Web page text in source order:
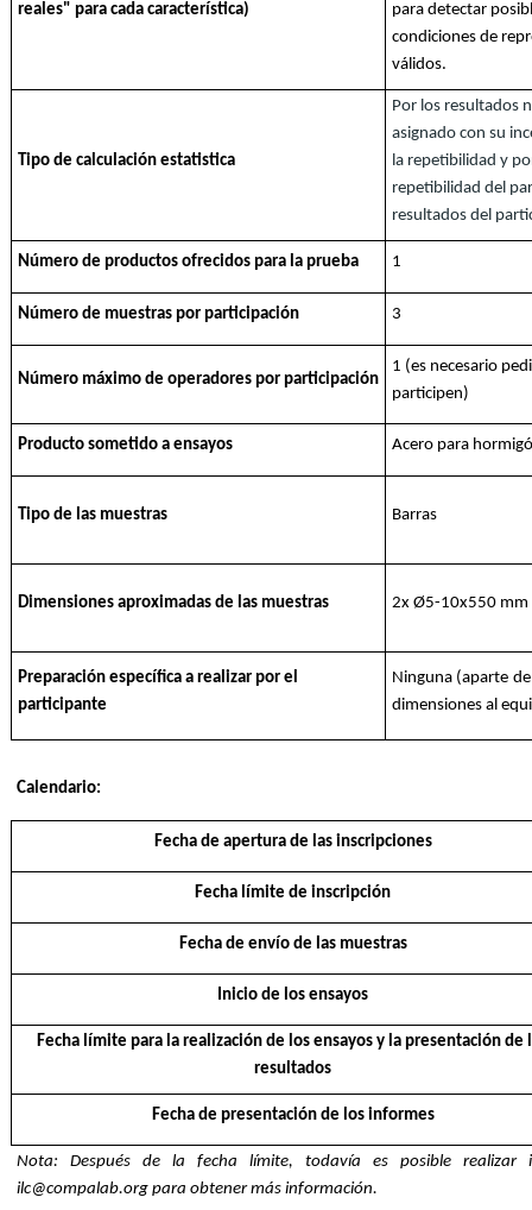
reales" para cada característica)
para detectar
condiciones de
válidos.
Tipo de calculación estatistica
Por los resultados
asignado con su
la repetibilidad y
repetibilidad del
resultados del
Número de productos ofrecidos para la prueba 1
Número de muestras por participación 3
Número máximo de operadores por participación
1 (es necesario
participen)
Producto sometido a ensayos Acero para
Tipo de las muestras Barras
Dimensiones aproximadas de las muestras 2x Ø5-10x550 mm
Preparación específica a realizar por el
participante
Ninguna (aparte
dimensiones al
Calendario:
Fecha de apertura de las inscripciones
Fecha límite de inscripción
Fecha de envío de las muestras
Inicio de los ensayos
Fecha límite para la realización de los ensayos y la presentación de
resultados
Fecha de presentación de los informes
Nota: Después de la fecha límite, todavía es posible realizar
ilc@compalab.org para obtener más información.